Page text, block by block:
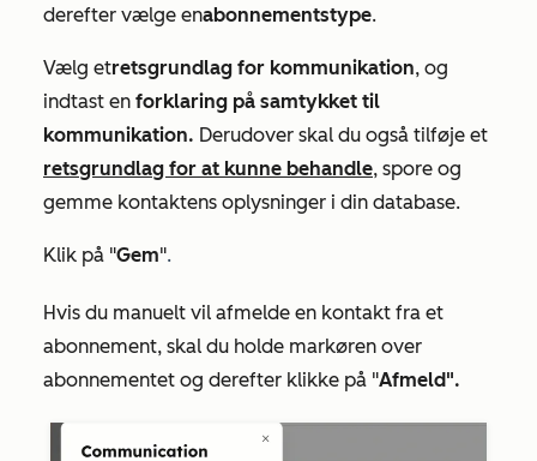
derefter vælge enabonnementstype.
Vælg etretsgrundlag for kommunikation, og
indtast en forklaring på samtykket til
kommunikation. Derudover skal du også tilføje et
retsgrundlag for at kunne behandle, spore og
gemme kontaktens oplysninger i din database.
Klik på "Gem".
Hvis du manuelt vil afmelde en kontakt fra et
abonnement, skal du holde markøren over
abonnementet og derefter klikke på "Afmeld".